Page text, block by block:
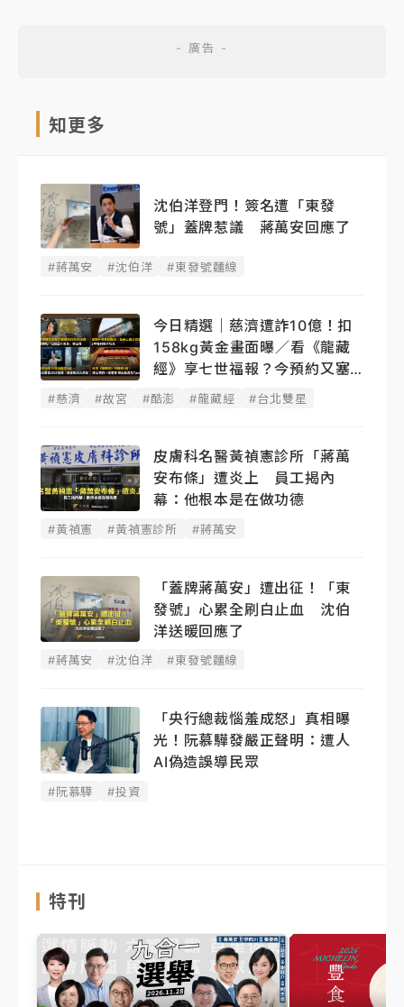
知更多
沈伯洋登門！簽名遭「東發
號」蓋牌惹議 蔣萬安回應了
#蔣萬安 #沈伯洋 #東發號麵線
今日精選｜慈濟遭詐10億！扣
158kg黃金畫面曝／看《龍藏
經》享七世福報？今預約又塞
了
#慈濟 #故宮 #酷澎 #龍藏經 #台北雙星
皮膚科名醫黃禎憲診所「蔣萬
安布條」遭炎上 員工揭內
幕：他根本是在做功德
#黃禎憲 #黃禎憲診所 #蔣萬安
「蓋牌蔣萬安」遭出征！「東
發號」心累全刷白止血 沈伯
洋送暖回應了
#蔣萬安 #沈伯洋 #東發號麵線
「央行總裁惱羞成怒」真相曝
光！阮慕驊發嚴正聲明： 遭人
AI偽造誤導民眾
#阮慕驊 #投資
特刊